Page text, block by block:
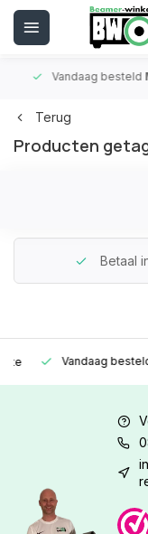
Vandaag besteld
Terug
Producten
Betaal
Vandaag besteld